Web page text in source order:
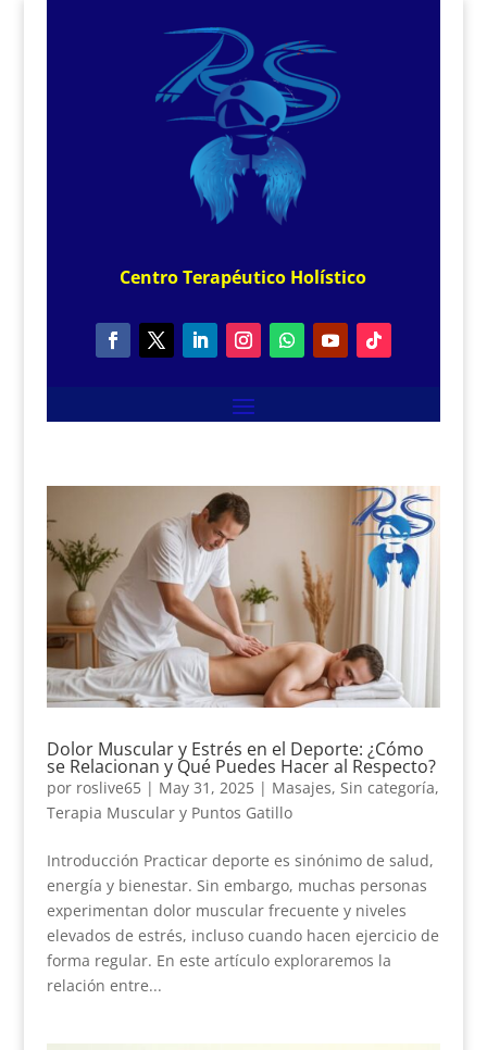
CentroTerapéutico Holístico
Dolor Muscular y Estrés en el Deporte: ¿Cómo
se Relacionan y Qué Puedes Hacer al Respecto?
por roslive65| May 31, 2025| Masajes, Sin categoría,
Terapia Muscular y Puntos Gatillo
Introducción Practicar deporte es sinónimo de salud,
energía y bienestar. Sin embargo, muchas personas
experimentan dolor muscular frecuente y niveles
elevados de estrés, incluso cuando hacen ejercicio de
forma regular. En este artículo exploraremos la
relación entre...